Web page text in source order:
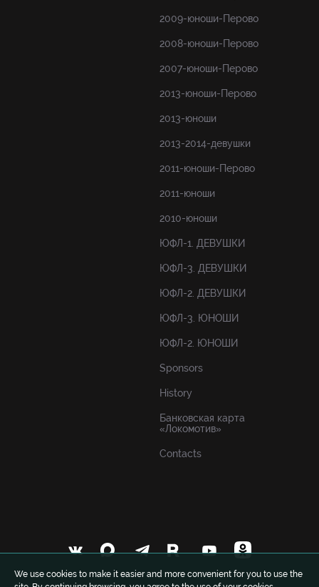
We use cookies to make it easier and more convenient for you to use the
2009-юноши-Перово
2008-юноши-Перово
2007-юноши-Перово
2013-юноши-Перово
2013-юноши
2013-2014-девушки
2011-юноши-Перово
2011-юноши
2010-юноши
ЮФЛ-1. ДЕВУШКИ
ЮФЛ-3. ДЕВУШКИ
ЮФЛ-2. ДЕВУШКИ
ЮФЛ-3. ЮНОШИ
ЮФЛ-2. ЮНОШИ
Sponsors
History
Банковская карта
«Локомотив»
Contacts